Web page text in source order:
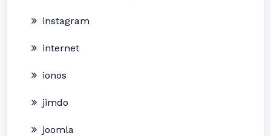
instagram
internet
ionos
jimdo
joomla